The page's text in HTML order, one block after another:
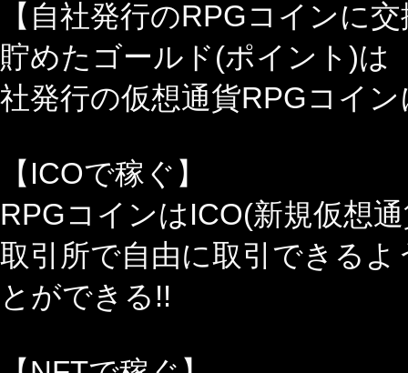
【自社発行のRPGコインに
貯めたゴールド(ポイント)は
社発行の仮想通貨RPGコイ
【ICOで稼ぐ】
RPGコインはICO(新規仮想
取引所で自由に取引できる
とができる!!